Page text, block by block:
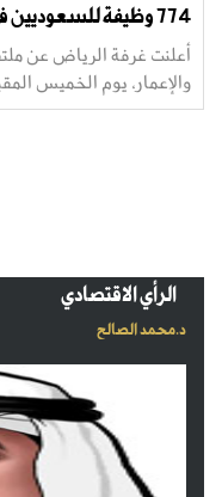
774 وظيفة للسعوديين في قطاع مواد البناء والإعمار
أعلنت غرفة الرياض عن
والإعمار، يوم الخميس
الرأي الاقتصادي
د.محمد الصالح